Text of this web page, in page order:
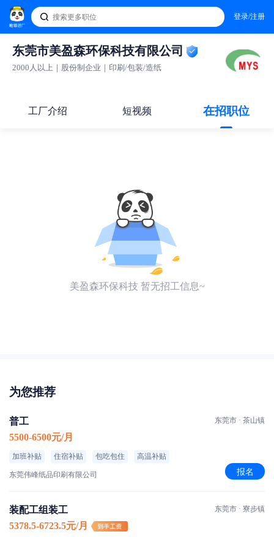
登录/注册
东莞市美盈森环保科技有限公司
2000人以上｜股份制企业｜印刷/包装/造纸
工厂介绍 短视频 在招职位
美盈森环保科技 暂无招工信息~
为您推荐
普工
5500-6500元/月
加班补贴 住宿补贴 包吃包住 高温补贴
东莞伟峰纸品印刷有限公司
东莞市 · 茶山镇
报名
装配工组装工
5378.5-6723.5元/月
东莞市 · 寮步镇